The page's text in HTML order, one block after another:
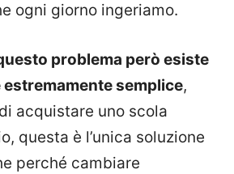
ogni giorno ingeriamo.
problema però esiste
semplice,
acquistare uno scola
questa è l’unica soluzione
perché cambiare